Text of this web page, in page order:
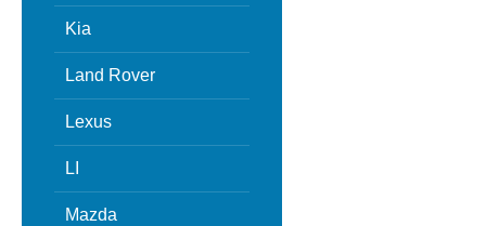
Kia
Land Rover
Lexus
LI
Mazda